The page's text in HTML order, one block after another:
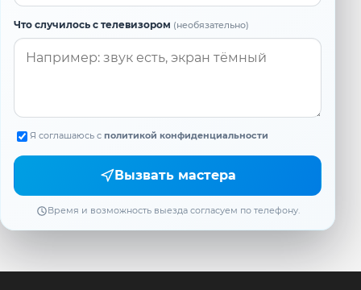
Что случилось с телевизором
Я соглашаюсь сполитикой конфиденциальности
Вызвать мастера
Время и возможность выезда согласуем по телефону.